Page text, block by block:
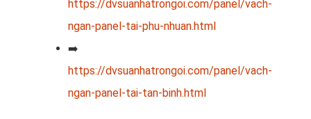
https://dvsuanhatrongoi.com/panel/vach-
ngan-panel-tai-phu-nhuan.html
➡️
https://dvsuanhatrongoi.com/panel/vach-
ngan-panel-tai-tan-binh.html